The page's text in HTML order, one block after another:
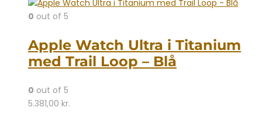
0 out of 5
Apple Watch Ultra i Titanium
med Trail Loop – Blå
0 out of 5
5.381,00 kr.